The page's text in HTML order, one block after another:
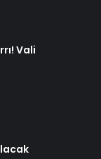
Vali